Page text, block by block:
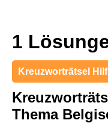
1
Kreuzworträtsel
Thema